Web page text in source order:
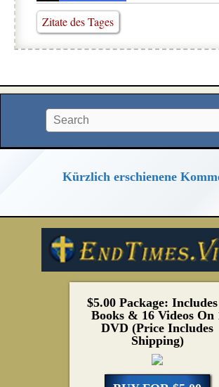
Zitate des Tages
Kürzlich erschienene
$5.00 Package:
Books & 16 Videos On
DVD (Price Includes
Shipping)